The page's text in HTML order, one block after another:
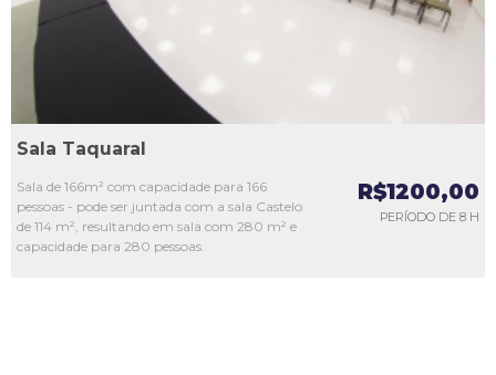
Sala Taquaral
Sala de 166m² com capacidade para 166
pessoas - pode ser juntada com a sala Castelo
de 114 m², resultando em sala com 280 m² e
capacidade para 280 pessoas.
R$1200,00
PERÍODO DE 8 H